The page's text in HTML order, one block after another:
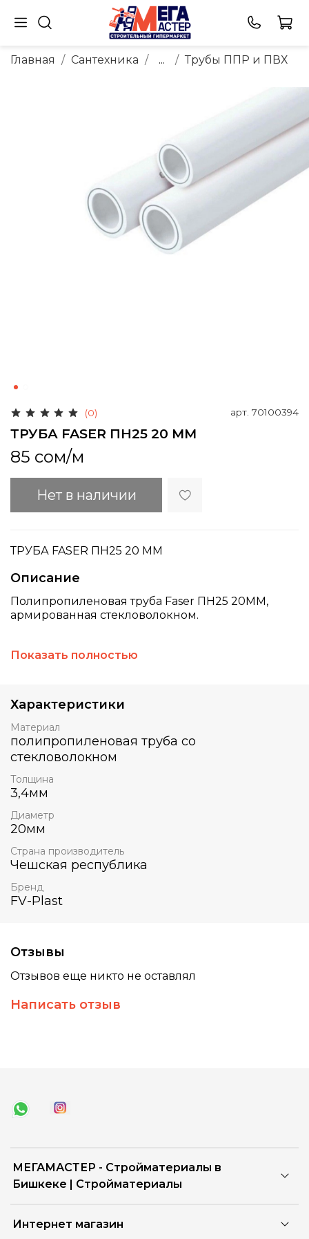
Главная Сантехника ... Трубы ППР и ПВХ
(0) арт. 70100394
ТРУБА FASER ПН25 20 ММ
85 сом/м
Нет в наличии
ТРУБА FASER ПН25 20 ММ
Описание
Полипропиленовая труба Faser ПН25 20ММ,
армированная стекловолокном.
обеспечивает высокую стабильность готовых
горячего и холодного водоснабжения, системы
отопления, системах кондиционирования и
системах промышленных трубопроводов.
Показать полностью
Характеристики
Материал
полипропиленовая труба со
стекловолокном
Толщина
3,4мм
Диаметр
20мм
Страна производитель
Чешская республика
Бренд
FV-Plast
Отзывы
Отзывов еще никто не оставлял
Написать отзыв
МЕГАМАСТЕР - Стройматериалы в
Бишкеке | Стройматериалы
Интернет магазин